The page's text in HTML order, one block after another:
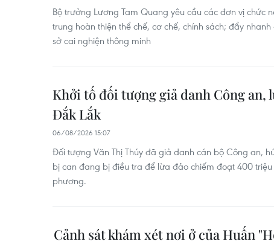
Bộ trưởng Lương Tam Quang yêu cầu các đơn vị chức
trung hoàn thiện thể chế, cơ chế, chính sách; đẩy
sở cai nghiện thông minh
Khởi tố đối tượng giả danh Công an,
Đắk Lắk
06/08/2026 15:07
Đối tượng Văn Thị Thúy đã giả danh cán bộ Công an,
bị can đang bị điều tra để lừa đảo chiếm đoạt 400
phương.
Cảnh sát khám xét nơi ở của Huấn